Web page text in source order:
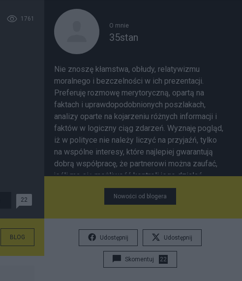
1761
22
BLOG
O mnie
35stan
Nie znoszę kłamstwa, obłudy, relatywizmu
moralnego i bezczelności w ich prezentacji.
Preferuję rozmowę merytoryczną, opartą na
faktach i uprawdopodobnionych poszlakach,
analizy oparte na kojarzeniu różnych informacji i
faktów w logiczny ciąg zdarzeń. Wyznaję pogląd,
iż w polityce nie należy liczyć na przyjaźń, tylko
na wspólne interesy, które najlepiej gwarantują
dobrą współpracę, że partnerowi można zaufać,
jeśli ma się możliwość kontroli jego działań.
Nowości od blogera
Udostępnij Udostępnij
Skomentuj 22